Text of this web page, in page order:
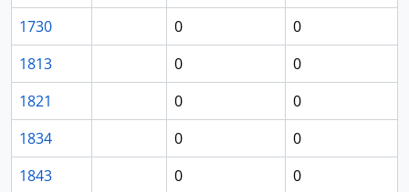
1730
0
0
1813
0
0
1821
0
0
1834
0
0
1843
0
0